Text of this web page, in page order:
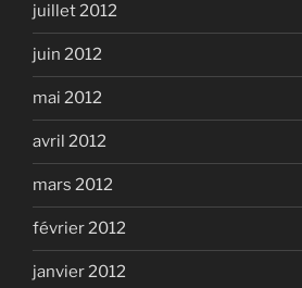
juillet 2012
juin 2012
mai 2012
avril 2012
mars 2012
février 2012
janvier 2012